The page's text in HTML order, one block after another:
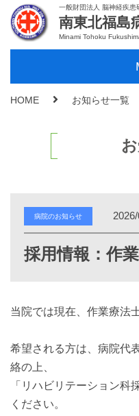
一般財団法人 脳神経疾患
南東北福島
Minami Tohoku
HOME お知らせ一覧
病院のお知らせ
採用情報：作
当院では現在、作業療法
希望される方は、病院代
絡の上、
「リハビリテーション科
ください。